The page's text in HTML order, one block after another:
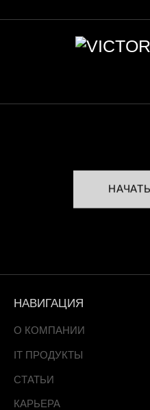
НАВИГАЦИЯ
О КОМПАНИИ
IT ПРОДУКТЫ
СТАТЬИ
КАРЬЕРА